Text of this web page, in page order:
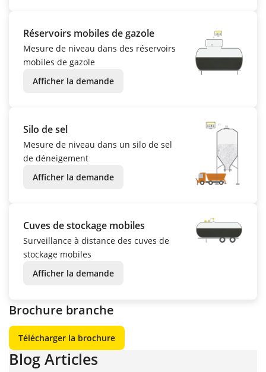
Réservoirs mobiles de gazole
Mesure de niveau dans des réservoirs
mobiles de gazole
Afficher la demande
Silo de sel
Mesure de niveau dans un silo de sel
de déneigement
Afficher la demande
Cuves de stockage mobiles
Surveillance à distance des cuves de
stockage mobiles
Afficher la demande
Brochure branche
Télécharger la brochure
Blog Articles